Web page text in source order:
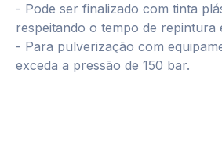
- Pode ser finalizado com tinta
respeitando o tempo de repintura
- Para pulverização com
exceda a pressão de 150 bar.